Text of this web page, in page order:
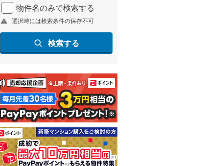
物件名のみで検索する
選択時には検索条件の保存不可
検索する